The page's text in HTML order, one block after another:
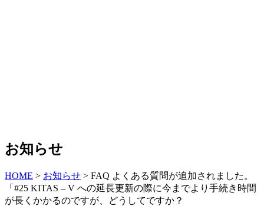
お知らせ
HOME > お知らせ > FAQ よくある質問が追加されました。
「#25 KITAS – V への延長更新の際に今までより手続き時間
が長くかかるのですが、どうしてですか？